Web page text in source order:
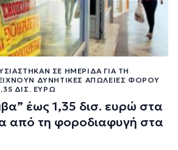
ΣΕ ΗΜΕΡΊΔΑ ΓΙΑ ΤΗ
ΔΥΝΗΤΙΚΈΣ ΑΠΏΛΕΙΕΣ ΦΌΡΟΥ
ΔΙΣ. ΕΥΡΏ
έως 1,35 δισ. ευρώ στα
από τη φοροδιαφυγή στα